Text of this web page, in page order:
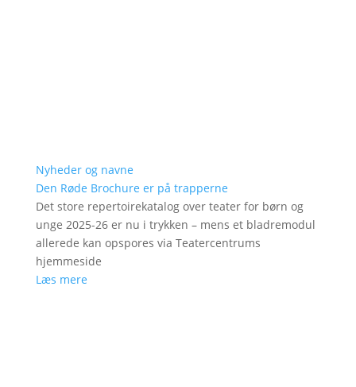
Nyheder og navne
Den Røde Brochure er på trapperne
Det store repertoirekatalog over teater for børn og
unge 2025-26 er nu i trykken – mens et bladremodul
allerede kan opspores via Teatercentrums
hjemmeside
Læs mere